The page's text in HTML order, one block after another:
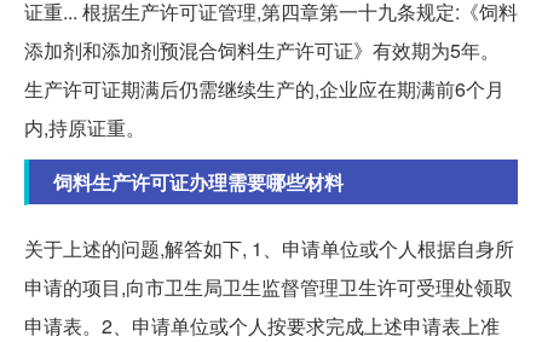
证重... 根据生产许可证管理,第四章第一十九条规定:《饲料
添加剂和添加剂预混合饲料生产许可证》有效期为5年。
生产许可证期满后仍需继续生产的,企业应在期满前6个月
内,持原证重。
饲料生产许可证办理需要哪些材料
关于上述的问题,解答如下, 1、申请单位或个人根据自身所
申请的项目,向市卫生局卫生监督管理卫生许可受理处领取
申请表。2、申请单位或个人按要求完成上述申请表上准